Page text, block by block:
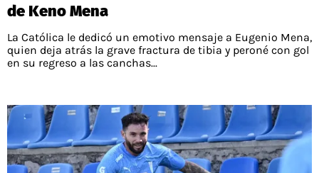
de Keno Mena
La Católica le dedicó un emotivo mensaje a Eugenio Mena,
quien deja atrás la grave fractura de tibia y peroné con gol
en su regreso a las canchas...